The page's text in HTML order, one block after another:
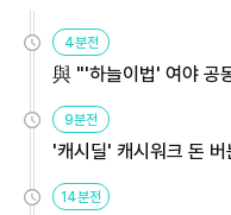
4분전
與 "'하늘이법' 여야 공
9분전
'캐시딜' 캐시워크 돈
14분전